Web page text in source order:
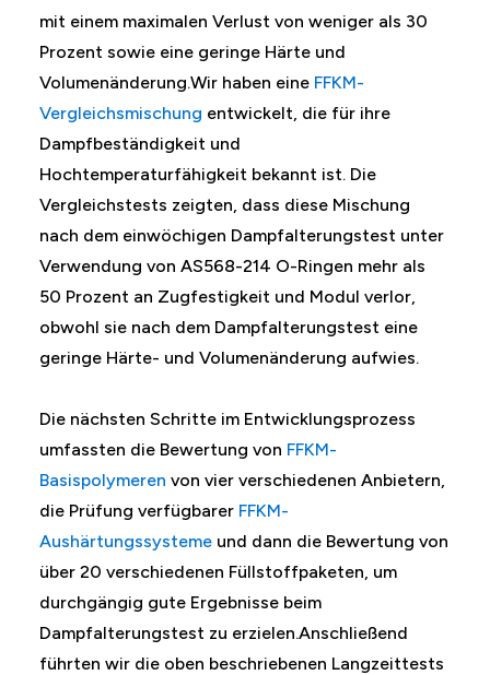
mit einem maximalen Verlust von weniger als 30
Prozent sowie eine geringe Härte und
Volumenänderung.Wir haben eine FFKM-
Vergleichsmischung entwickelt, die für ihre
Dampfbeständigkeit und
Hochtemperaturfähigkeit bekannt ist. Die
Vergleichstests zeigten, dass diese Mischung
nach dem einwöchigen Dampfalterungstest unter
Verwendung von AS568-214 O-Ringen mehr als
50 Prozent an Zugfestigkeit und Modul verlor,
obwohl sie nach dem Dampfalterungstest eine
geringe Härte- und Volumenänderung aufwies.
Die nächsten Schritte im Entwicklungsprozess
umfassten die Bewertung von FFKM-
Basispolymeren von vier verschiedenen Anbietern,
die Prüfung verfügbarer FFKM-
Aushärtungssysteme und dann die Bewertung von
über 20 verschiedenen Füllstoffpaketen, um
durchgängig gute Ergebnisse beim
Dampfalterungstest zu erzielen.Anschließend
führten wir die oben beschriebenen Langzeittests